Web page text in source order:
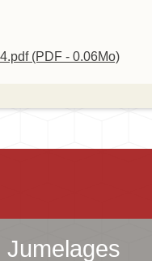
(PDF - 0.06Mo)
Jumelages